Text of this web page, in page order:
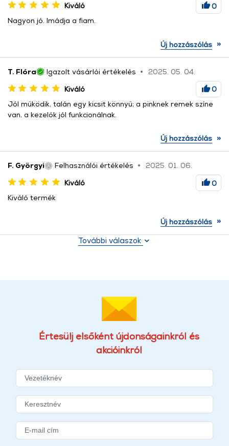
Kiváló
0
Nagyon jó. Imádja a fiam.
Új hozzászólás »
T. Flóra Igazolt vásárlói értékelés
2025. 05. 04.
Kiváló
0
Jól működik, talán egy kicsit könnyű; a pinknek remek színe
van, a kezelők jól funkcionálnak.
Új hozzászólás »
F. Györgyi Felhasználói értékelés
2025. 01. 06.
Kiváló
0
Kiváló termék
Új hozzászólás »
További válaszok
Értesülj elsőként újdonságainkról és
akcióinkról